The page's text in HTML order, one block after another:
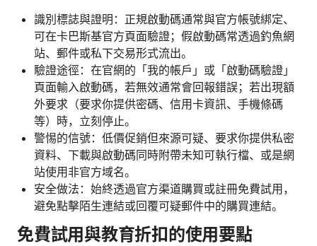
識別標誌與證明：正規啟動碼通常與官方帳號綁定、
可在卡巴斯基官方頁面驗證；假啟動碼常透過釣魚網
站、郵件或私下交易形式流出。
驗證途徑：在官網的「我的帳戶」或「啟動碼驗證」
頁面輸入啟動碼，若無效通常會回報錯誤；若出現額
外要求（要求你提供密碼、信用卡資訊、手機條碼
等）時，立刻停止。
警惕的信號：低價促銷但來源可疑、要求你提供私密
資料、下載與啟動碼同時附帶未知可執行檔、或是網
站使用非官方域名。
安全做法：始終透過官方渠道購買或註冊免費試用，
避免點擊陌生連結或回覆可疑郵件中的購買連結。
免費試用與教育折扣的使用要點